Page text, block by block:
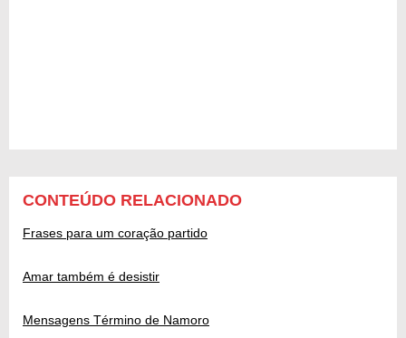
CONTEÚDO RELACIONADO
Frases para um coração partido
Amar também é desistir
Mensagens Término de Namoro